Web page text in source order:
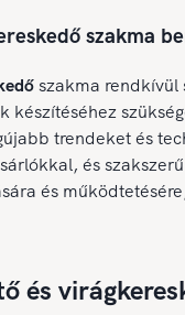
szakma
szakma rendkívül
készítéséhez
trendeket és
és
és
és